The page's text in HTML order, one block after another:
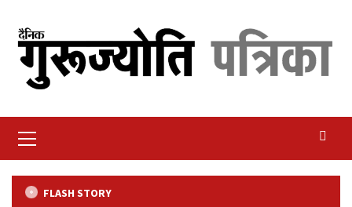
content
Menu
FLASH STORY